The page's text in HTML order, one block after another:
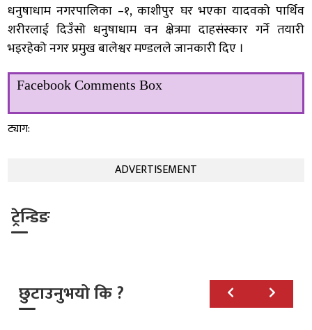
धनुषाधाम नगरपालिका –१, काशीपुर घर भएका यादवको पार्थिव
शरीरलाई दिउँसो धनुषाधाम वन क्षेत्रमा दाहसंस्कार गर्ने तयारी
भइरहेको नगर प्रमुख बालेश्वर मण्डलले जानकारी दिए ।
Facebook Comments Box
ट्याग:
ADVERTISEMENT
ट्रेन्डिङ
छुटाउनुभयो कि ?